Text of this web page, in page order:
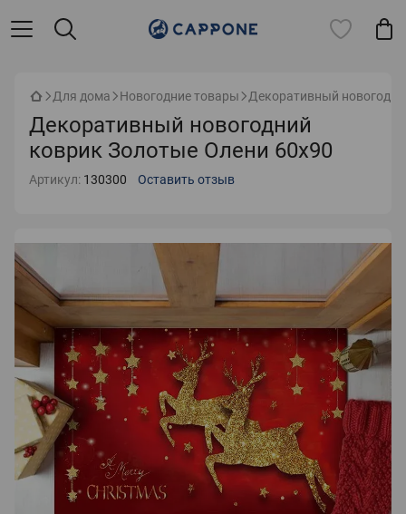
Для дома Новогодние товары Декоративный
Декоративный новогодний
коврик Золотые Олени 60х90
Артикул: 130300 Оставить отзыв